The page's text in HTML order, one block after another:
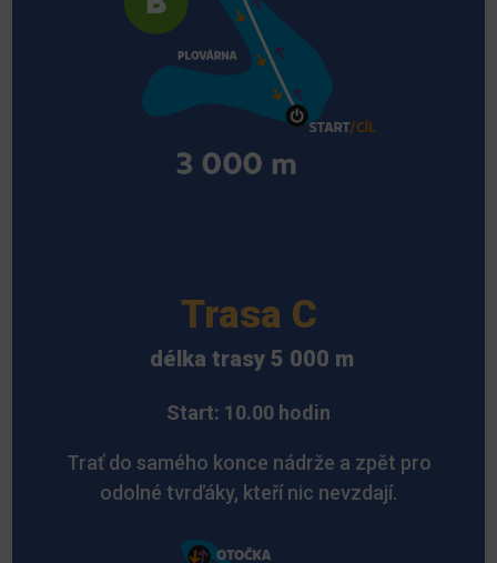
Trasa C
délka trasy 5 000 m
Start: 10.00 hodin
Trať do samého konce nádrže a zpět pro
odolné tvrďáky, kteří nic nevzdají.